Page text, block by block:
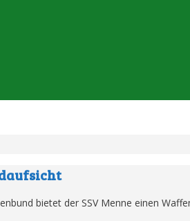
bietet der SSV Menne einen